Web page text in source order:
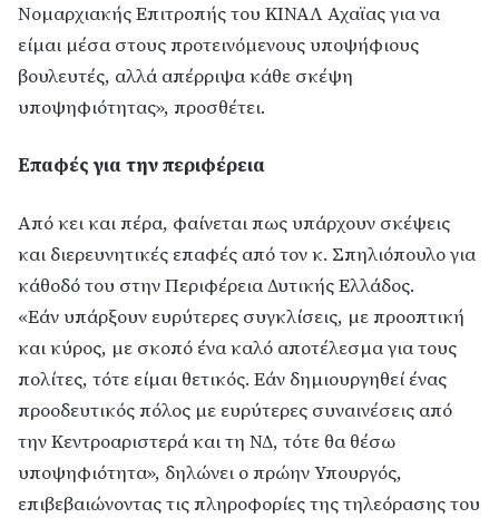
Νομαρχιακής Επιτροπής του ΚΙΝΑΛ Αχαϊας για να
είμαι μέσα στους προτεινόμενους υποψήφιους
βουλευτές, αλλά απέρριψα κάθε σκέψη
υποψηφιότητας», προσθέτει.
Επαφές για την περιφέρεια
Από κει και πέρα, φαίνεται πως υπάρχουν σκέψεις
και διερευνητικές επαφές από τον κ. Σπηλιόπουλο για
κάθοδό του στην Περιφέρεια Δυτικής Ελλάδος.
«Εάν υπάρξουν ευρύτερες συγκλίσεις, με προοπτική
και κύρος, με σκοπό ένα καλό αποτέλεσμα για τους
πολίτες, τότε είμαι θετικός. Εάν δημιουργηθεί ένας
προοδευτικός πόλος με ευρύτερες συναινέσεις από
την Κεντροαριστερά και τη ΝΔ, τότε θα θέσω
υποψηφιότητα», δηλώνει ο πρώην Υπουργός,
επιβεβαιώνοντας τις πληροφορίες της τηλεόρασης του